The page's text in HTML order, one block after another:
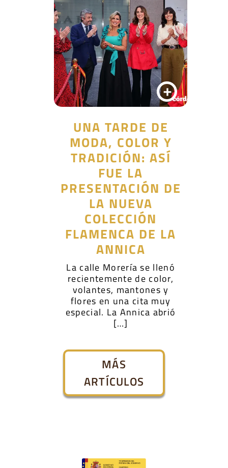
+
UNA TARDE DE
MODA, COLOR Y
TRADICIÓN: ASÍ
FUE LA
PRESENTACIÓN DE
LA NUEVA
COLECCIÓN
FLAMENCA DE LA
ANNICA
La calle Morería se llenó
recientemente de color,
volantes, mantones y
flores en una cita muy
especial. La Annica abrió
[…]
MÁS
ARTÍCULOS